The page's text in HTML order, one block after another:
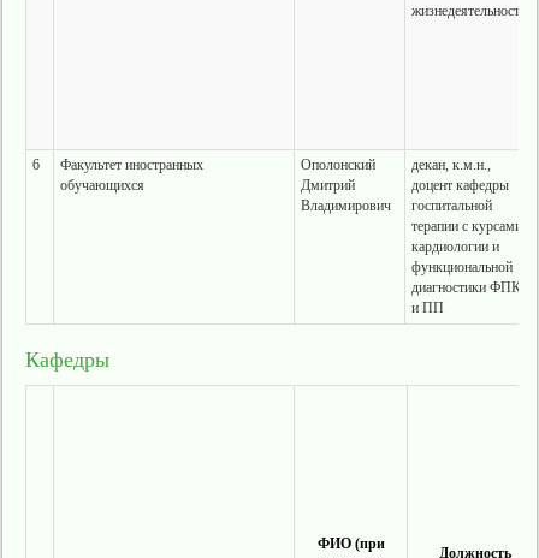
жизнедеятельности
6
Факультет иностранных
обучающихся
Ополонский
Дмитрий
Владимирович
декан, к.м.н.,
доцент кафедры
госпитальной
терапии с курсами
кардиологии и
функциональной
диагностики ФПК
и ПП
Кафедры
ФИО (при
Должность